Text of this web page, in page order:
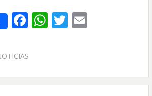
F
e
o
W
A
T E